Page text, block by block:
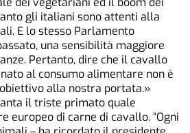
gli italiani sono attenti alla
E lo stesso Parlamento
una sensibilità maggiore
Pertanto, dire che il cavallo
al consumo alimentare non è
alla nostra portata.»
il triste primato quale
europeo di carne di cavallo. “Ogni